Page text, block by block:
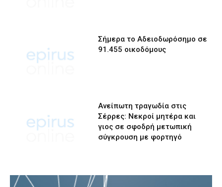
Σήμερα το Αδειοδωρόσημο σε
91.455 οικοδόμους
Ανείπωτη τραγωδία στις
Σέρρες: Νεκροί μητέρα και
γιος σε σφοδρή μετωπική
σύγκρουση με φορτηγό